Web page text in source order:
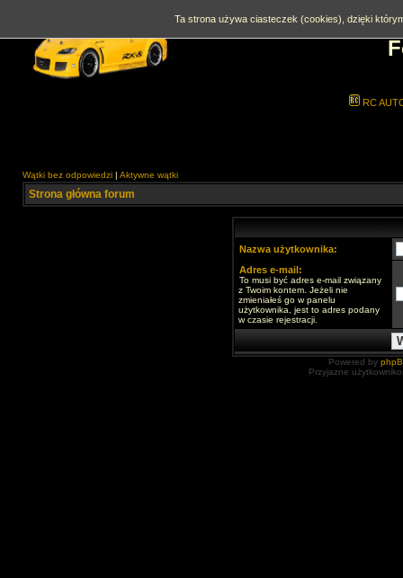
RC
Wątki bez odpowiedzi | Aktywne wątki
Strona główna forum
Nazwa użytkownika:
Adres e-mail:
To musi być adres e-mail związany
z Twoim kontem. Jeżeli nie
zmieniałeś go w panelu
użytkownika, jest to adres podany
w czasie rejestracji.
Powered by
Przyjazne
Ta strona używa ciasteczek (cookies), dzięki